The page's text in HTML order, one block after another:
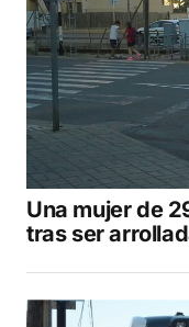
Una mujer de
tras ser